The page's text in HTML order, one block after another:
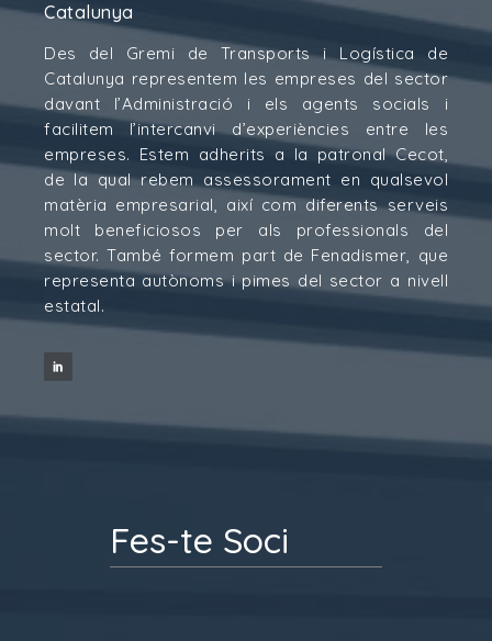
Catalunya
Des del Gremi de Transports i Logística de
Catalunya representem les empreses del sector
davant l’Administració i els agents socials i
facilitem l’intercanvi d’experiències entre les
empreses. Estem adherits a la patronal Cecot,
de la qual rebem assessorament en qualsevol
matèria empresarial, així com diferents serveis
molt beneficiosos per als professionals del
sector. També formem part de Fenadismer, que
representa autònoms i pimes del sector a nivell
estatal.
Fes-te Soci